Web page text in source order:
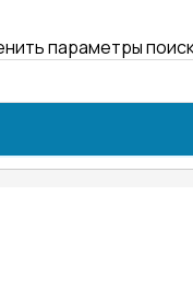
параметры